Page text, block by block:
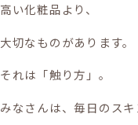
高い化粧品より、
大切なものがあります。
それは「触り方」。
みなさんは、毎日のス